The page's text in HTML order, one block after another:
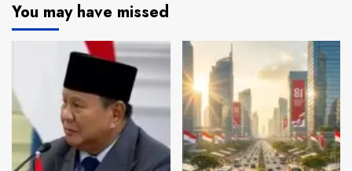
You may have missed